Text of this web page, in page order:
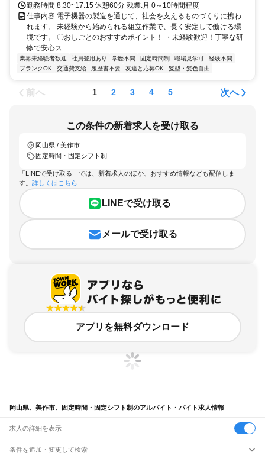
勤務時間 8:30~17:15 休憩60分 残業:月 0～10時間程度
仕事内容 電子機器の製造を通じて、社会を支えるものづくりに携わ
れます。 未経験から始められる組立作業で、長く安定して働ける環
境です。 〇おしごとのおすすめポイント！ ・未経験歓迎！丁寧な研
修で安心ス...
業界未経験者歓迎 社員登用あり 学歴不問 固定時間制 職場見学可
経験不問
ブランクOK
交通費支給 履歴書不要 友達と応募OK 髪型・髪色自由
前へ 1 2 3 4 5 次へ
この条件の新着求人を受け取る
岡山県 / 美作市
固定時間・固定シフト制
「LINEで受け取る」では、新着求人のほか、おすすめ情報なども配信しま
す。 詳しくはこちら
LINEで受け取る
メールで受け取る
アプリを無料ダウンロード
岡山県、美作市、固定時間・固定シフト制のアルバイト・バイト求人情報
求人の詳細を表示
条件を追加・変更して検索